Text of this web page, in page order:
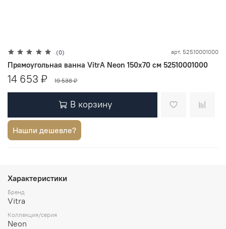
(0) арт. 52510001000
Прямоугольная ванна VitrA Neon 150x70 см 52510001000
14 653 ₽ 19 538 ₽
В корзину
Нашли дешевле?
Характеристики
Бренд
Vitra
Коллекция/серия
Neon